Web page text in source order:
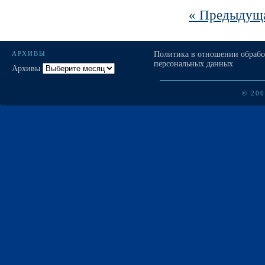
«
АРХИВЫ
Архивы
Политика в отношении
персональных данных
©